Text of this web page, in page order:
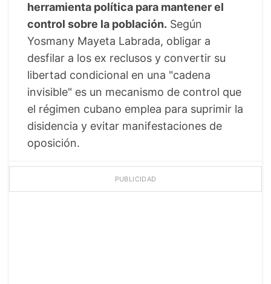
herramienta política para mantener el
control sobre la población. Según
Yosmany Mayeta Labrada, obligar a
desfilar a los ex reclusos y convertir su
libertad condicional en una "cadena
invisible" es un mecanismo de control que
el régimen cubano emplea para suprimir la
disidencia y evitar manifestaciones de
oposición.
PUBLICIDAD